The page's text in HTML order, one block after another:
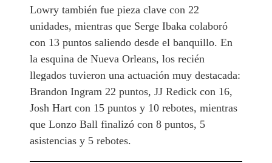
Lowry también fue pieza clave con 22
unidades, mientras que Serge Ibaka colaboró
con 13 puntos saliendo desde el banquillo. En
la esquina de Nueva Orleans, los recién
llegados tuvieron una actuación muy destacada:
Brandon Ingram 22 puntos, JJ Redick con 16,
Josh Hart con 15 puntos y 10 rebotes, mientras
que Lonzo Ball finalizó con 8 puntos, 5
asistencias y 5 rebotes.